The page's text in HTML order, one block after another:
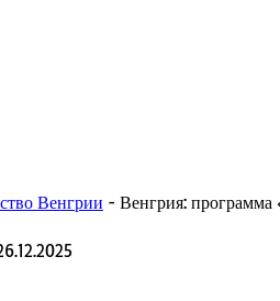
Венгрии - Венгрия: программа